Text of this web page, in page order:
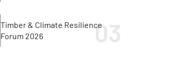
Timber & Climate Resilience
Forum 2026